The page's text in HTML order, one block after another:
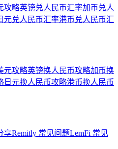
攻略英镑兑人民币汇率加币兑人
元兑人民币汇率港币兑人民币汇
元攻略英镑换人民币攻略加币换
日元换人民币攻略港币换人民币
享Remitly 常见问题LemFi 常见